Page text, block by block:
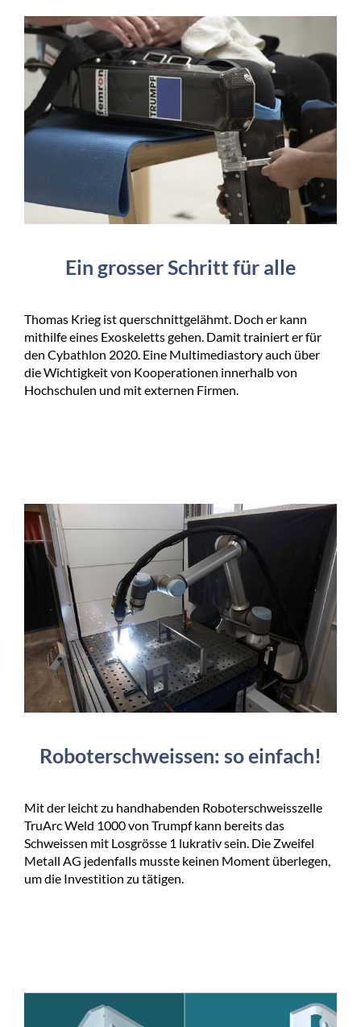
Ein grosser Schritt für alle
Thomas Krieg ist querschnittgelähmt. Doch er kann
mithilfe eines Exoskeletts gehen. Damit trainiert er für
den Cybathlon 2020. Eine Multimediastory auch über
die Wichtigkeit von Kooperationen innerhalb von
Hochschulen und mit externen Firmen.
Roboterschweissen: so einfach!
Mit der leicht zu handhabenden Roboterschweisszelle
TruArc Weld 1000 von Trumpf kann bereits das
Schweissen mit Losgrösse 1 lukrativ sein. Die Zweifel
Metall AG jedenfalls musste keinen Moment überlegen,
um die Investition zu tätigen.